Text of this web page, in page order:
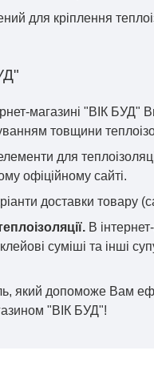
для кріплення
магазині "ВІК БУД"
товщини
для
офіційному сайті.
доставки товару
В
суміші та інші
який допоможе Вам
"ВІК БУД"!